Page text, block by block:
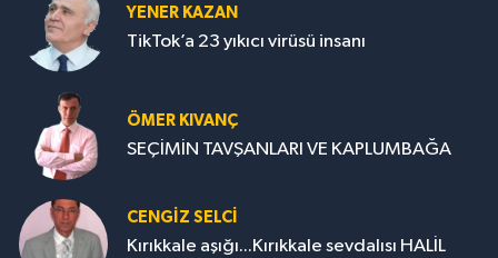
YENER KAZAN
TikTok’a 23 yıkıcı virüsü insanı
ÖMER KIVANÇ
SEÇİMİN TAVŞANLARI VE KAPLUMBAĞA
CENGİZ SELCİ
Kırıkkale aşığı...Kırıkkale sevdalısı HALİL